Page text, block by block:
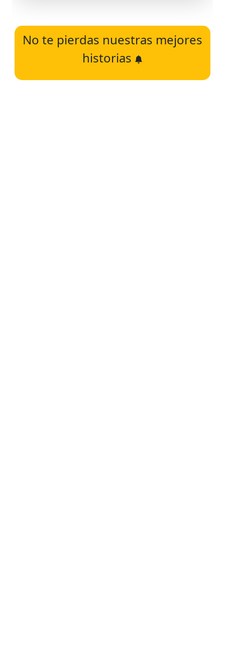
No te pierdas nuestras mejores
historias